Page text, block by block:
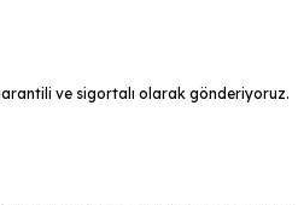
ve sigortalı olarak gönderiyoruz.